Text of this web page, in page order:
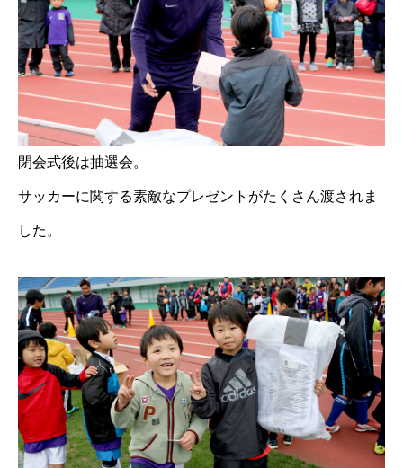
閉会式後は抽選会。
サッカーに関する素敵なプレゼントがたくさん渡されま
した。